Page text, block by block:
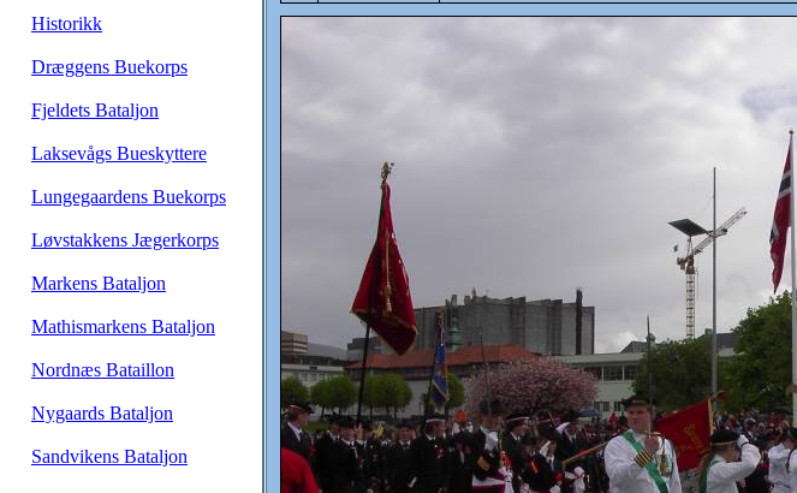
Historikk
Dræggens Buekorps
Fjeldets Bataljon
Laksevågs Bueskyttere
Lungegaardens Buekorps
Løvstakkens Jægerkorps
Markens Bataljon
Mathismarkens Bataljon
Nordnæs Bataillon
Nygaards Bataljon
Sandvikens Bataljon